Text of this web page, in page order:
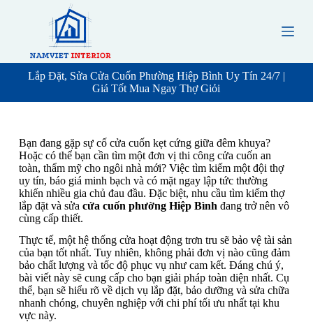
t
o
n
Lắp Đặt, Sửa Cửa Cuốn Phường Hiệp Bình Uy Tín 24/7 |
Giá Tốt Mua Ngay Thợ Giỏi
Bạn đang gặp sự cố cửa cuốn kẹt cứng giữa đêm khuya?
Hoặc có thể bạn cần tìm một đơn vị thi công cửa cuốn an
toàn, thẩm mỹ cho ngôi nhà mới? Việc tìm kiếm một đội thợ
uy tín, báo giá minh bạch và có mặt ngay lập tức thường
khiến nhiều gia chủ đau đầu. Đặc biệt, nhu cầu tìm kiếm thợ
lắp đặt và sửa cửa cuốn phường Hiệp Bình đang trở nên vô
cùng cấp thiết.
Thực tế, một hệ thống cửa hoạt động trơn tru sẽ bảo vệ tài sản
của bạn tốt nhất. Tuy nhiên, không phải đơn vị nào cũng đảm
bảo chất lượng và tốc độ phục vụ như cam kết. Đáng chú ý,
bài viết này sẽ cung cấp cho bạn giải pháp toàn diện nhất. Cụ
thể, bạn sẽ hiểu rõ về dịch vụ lắp đặt, bảo dưỡng và sửa chữa
nhanh chóng, chuyên nghiệp với chi phí tối ưu nhất tại khu
vực này.